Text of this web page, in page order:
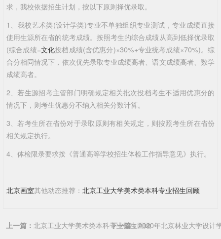
求，我校依据招生计划，按以下原则择优录取。
1、我校艺术类(设计学类)专业不单独组织专业测试，专业成绩直接
使用生源所在省的统考成绩。按照考生的综合成绩从高到低择优录取
(综合成绩=文化投档成绩(含优惠分)×30%+专业统考成绩×70%)。综
合分相同情况下，依次优先录取专业成绩高者、语文成绩高者、数学
成绩高者。
2、若生源招考主管部门明确规定相关批次投档考生不适用优惠分的
情况下，则考生优惠分不纳入相关分数计算。
3、若考生所在省份对于录取原则有相关规定，则按照考生所在省份
相关规定执行。
4、体检限录要求按《普通高等学校招生体检工作指导意见》执行。
北京画室其他动态推荐： 北京工业大学美术类本科专业招生回顾
上一篇： 北京工业大学美术类本科专业招生回顾
下一篇：2020年北京林业大学设计